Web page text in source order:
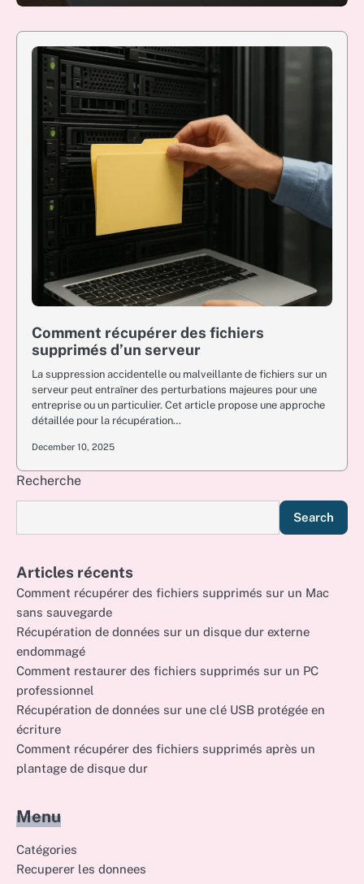
Comment récupérer des fichiers
supprimés d’un serveur
La suppression accidentelle ou malveillante de fichiers sur un
serveur peut entraîner des perturbations majeures pour une
entreprise ou un particulier. Cet article propose une approche
détaillée pour la récupération…
December 10, 2025
Recherche
Search
Articles récents
Comment récupérer des fichiers supprimés sur un Mac
sans sauvegarde
Récupération de données sur un disque dur externe
endommagé
Comment restaurer des fichiers supprimés sur un PC
professionnel
Récupération de données sur une clé USB protégée en
écriture
Comment récupérer des fichiers supprimés après un
plantage de disque dur
Menu
Catégories
Recuperer les donnees